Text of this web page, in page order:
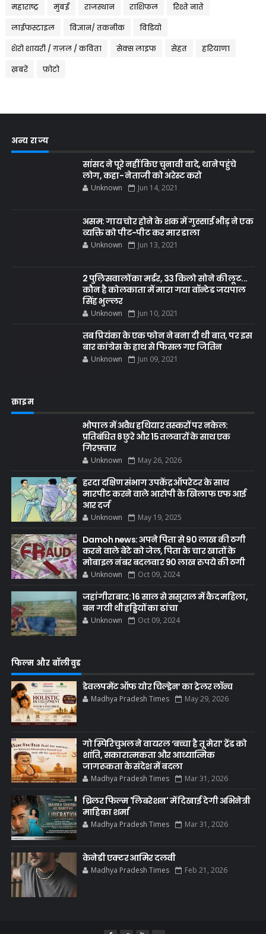
महाराष्ट्र मुंबई राजस्थान राशिफल रिश्ते नाते
लाईफस्टाइल विज्ञान/ तकनीक विडियो
शेरो शायरी / ग़ज़ल / कविता सेक्स लाइफ सेहत हरियाणा
ख़बरें फ़ोटो
अन्य राज्य
सांसद ने पूरे नहीं किए चुनावी वादे, थाने पहुंचे
लोग, कहा- नेताजी को अरेस्ट करो
Unknown Jun 14, 2021
असम: गाय चोर होने के शक में गुस्साई भीड़ ने एक
व्यक्ति को पीट-पीट कर मार डाला
Unknown Jun 13, 2021
2 पुलिसवालों का मर्डर, 33 किलो सोने की लूट...
कौन है कोलकाता में मारा गया वॉन्टेड जयपाल
सिंह भुल्लर
Unknown Jun 10, 2021
तब प्रियंका के एक फोन ने बना दी थी बात, पर इस
बार कांग्रेस के हाथ से फिसल गए जितिन
Unknown Jun 09, 2021
क्राइम
भोपाल में अवैध हथियार तस्करों पर नकेल:
प्रतिबंधित 8 छुरे और 15 तलवारों के साथ एक
गिरफ़्तार
Unknown May 26, 2026
हरदा दक्षिण संभाग उपकेंद्र ऑपरेटर के साथ
मारपीट करने वाले आरोपी के खिलाफ एफ आई
आर दर्ज
Unknown May 19, 2025
Damoh news: अपने पिता से 90 लाख की ठगी
करने वाले बेटे को जेल, पिता के चार खातों के
मोबाइल नंबर बदलवार 90 लाख रुपये की ठगी
Unknown Oct 09, 2024
जहांगीराबाद: 16 साल से ससुराल में कैद महिला,
बन गयी थी हड्डियों का ढांचा
Unknown Oct 09, 2024
फिल्म और बॉलीवुड
डेवलपमेंट ऑफ योर चिल्ड्रेन’ का ट्रेलर लॉन्च
Madhya Pradesh Times May 29, 2026
गो स्पिरिचुअल ने वायरल ‘बच्चा है तू मेरा’ ट्रेंड को
शांति, सकारात्मकता और आध्यात्मिक
जागरूकता के संदेश में बदला
Madhya Pradesh Times Mar 31, 2026
थ्रिलर फिल्म 'लिबरेशन' में दिखाई देगी अभिनेत्री
माहिका शर्मा
Madhya Pradesh Times Mar 31, 2026
केनेडी एक्टर आमिर दलवी
Madhya Pradesh Times Feb 21, 2026